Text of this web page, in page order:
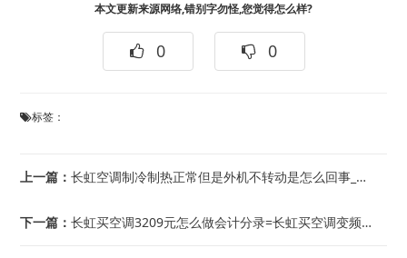
本文更新来源网络,错别字勿怪,您觉得怎么样?
0 0
标签：
上一篇：长虹空调制冷制热正常但是外机不转动是怎么回事_28*长虹空调制冷制热状态下外机压...
下一篇：长虹买空调3209元怎么做会计分录=长虹买空调变频好还是定频好？有什么区别？_1